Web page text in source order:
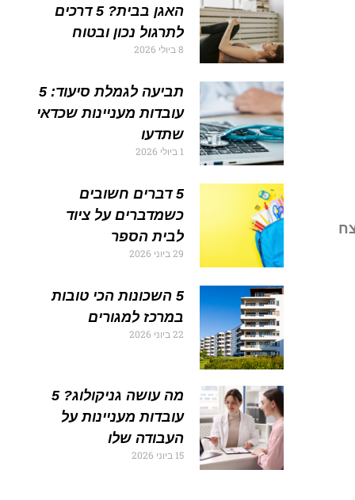
האגן בבית? 5 דרכים
לתרגול נכון ובטוח
8 ביולי 2026
תביעה לגמלת סיעוד: 5
עובדות מעניינות שכדאי
שתדעו
1 ביולי 2026
5 דברים חשובים
כשמדברים על ציוד
לבית הספר
29 ביוני 2026
5 השכונות הכי טובות
במרכז למגורים
22 ביוני 2026
מה עושה גניקולוג? 5
עובדות מעניינות על
העבודה שלו
15 ביוני 2026